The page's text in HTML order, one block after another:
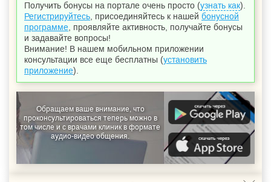
Получить бонусы на портале очень просто (узнать как).
Регистрируйтесь , присоединяйтесь к нашей бонусной
программе , проявляйте активность, получайте бонусы
и задавайте вопросы!
Внимание! В нашем мобильном приложении
консультации все еще бесплатны (установить
приложение).
Обращаем ваше внимание, что
проконсультироваться теперь можно в
том числе и с врачами клиник в формате
аудио-видео общения.